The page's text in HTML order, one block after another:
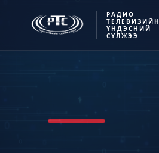
РАДИО
ТЕЛЕВИЗИЙН
ҮНДЭСНИЙ
СҮЛЖЭЭ